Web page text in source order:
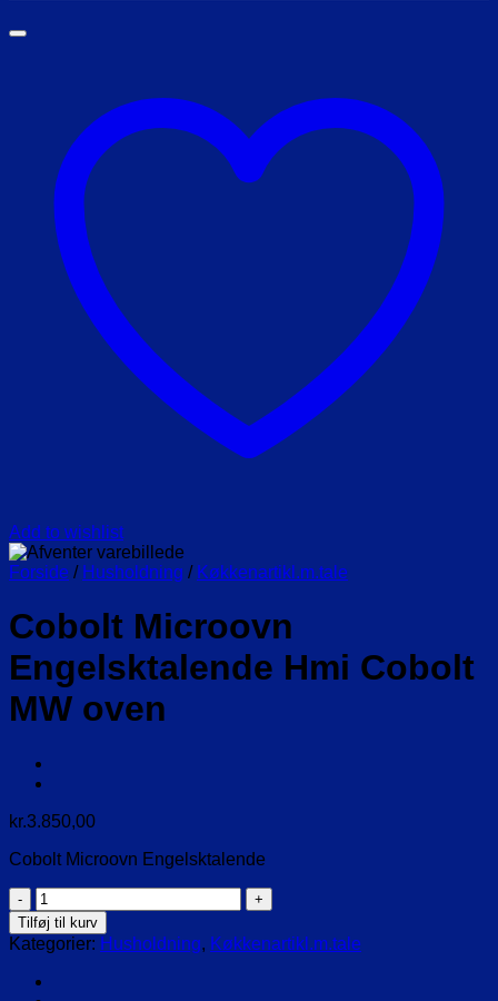
Add to wishlist
Forside / Husholdning / Køkkenartikl.m.tale
Cobolt Microovn
Engelsktalende Hmi Cobolt
MW oven
kr.3.850,00
Cobolt Microovn Engelsktalende
Cobolt
Microovn
Engelsktalende
Hmi
Cobolt
MW
Tilføj til kurv
Kategorier: Husholdning, Køkkenartikl.m.tale